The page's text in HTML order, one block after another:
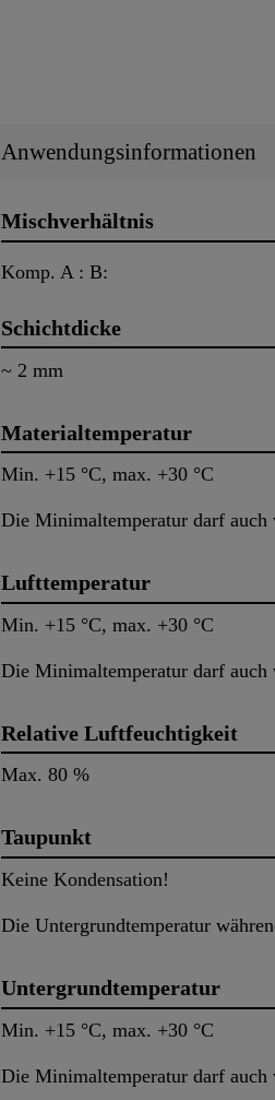
Anwendungsinformationen
Mischverhältnis
Komp. A : B:
Schichtdicke
~ 2 mm
Materialtemperatur
Min. +15 °C, max. +30 °C
Die Minimaltemperatur darf auch
Lufttemperatur
Min. +15 °C, max. +30 °C
Die Minimaltemperatur darf auch
Relative Luftfeuchtigkeit
Max. 80 %
Taupunkt
Keine Kondensation!
Die Untergrundtemperatur
Untergrundtemperatur
Min. +15 °C, max. +30 °C
Die Minimaltemperatur darf auch